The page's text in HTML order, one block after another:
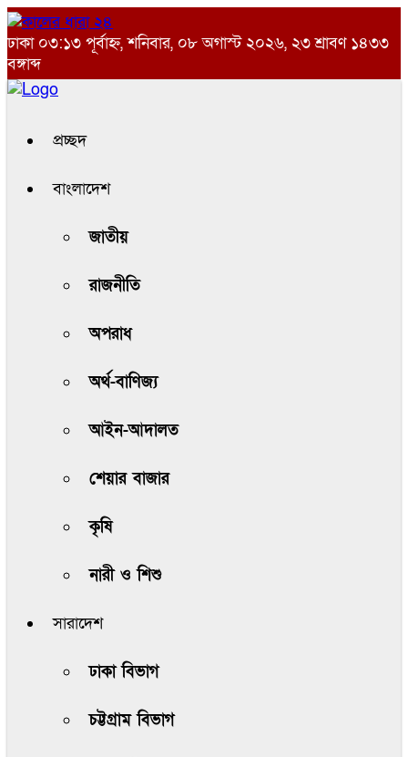
ঢাকা ০৩:১৩ পূর্বাহ্ন, শনিবার, ০৮ অগাস্ট ২০২৬, ২৩ শ্রাবণ ১৪৩৩
বঙ্গাব্দ
প্রচ্ছদ
বাংলাদেশ
জাতীয়
রাজনীতি
অপরাধ
অর্থ-বাণিজ্য
আইন-আদালত
শেয়ার বাজার
কৃষি
নারী ও শিশু
সারাদেশ
ঢাকা বিভাগ
চট্টগ্রাম বিভাগ